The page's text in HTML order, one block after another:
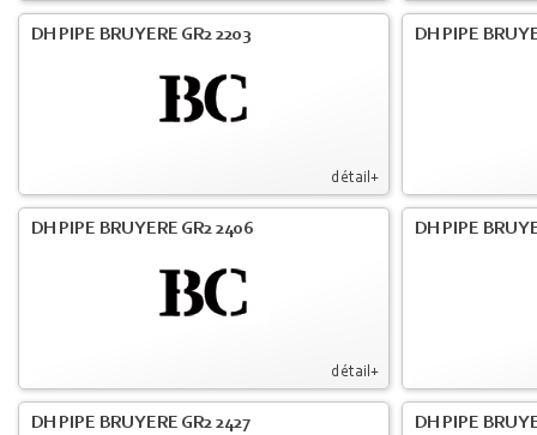
détail+
DH PIPE BRUYERE GR2 2203 DH PIPE
détail+
DH PIPE BRUYERE GR2 2406 DH PIPE
DH PIPE BRUYERE GR2 2427 DH PIPE